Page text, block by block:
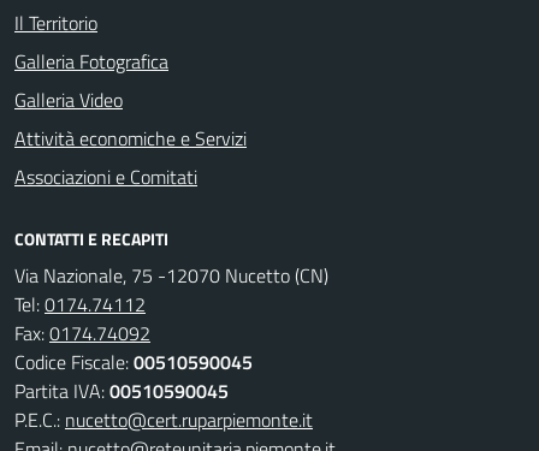
Il Territorio
Galleria Fotografica
Galleria Video
Attività economiche e Servizi
Associazioni e Comitati
CONTATTI E RECAPITI
Via Nazionale, 75 -12070 Nucetto (CN)
Tel:0174.74112
Fax:0174.74092
Codice Fiscale:00510590045
Partita IVA:00510590045
P.E.C.: nucetto@cert.ruparpiemonte.it